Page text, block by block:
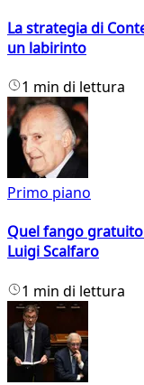
La strategia di
un labirinto
1 min di lettura
Primo piano
Quel fango
Luigi Scalfaro
1 min di lettura